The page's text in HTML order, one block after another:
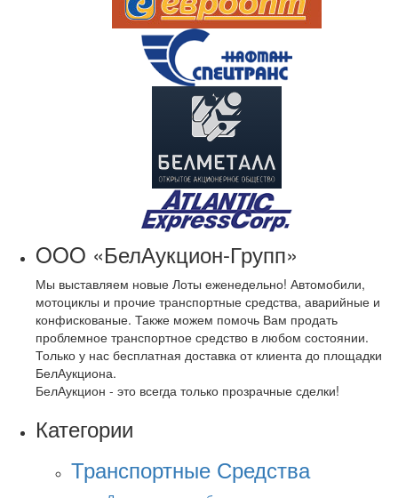
OOO «БелАукцион-Групп»
Мы выставляем новые Лоты еженедельно! Автомобили,
мотоциклы и прочие транспортные средства, аварийные и
конфискованые. Также можем помочь Вам продать
проблемное транспортное средство в любом состоянии.
Только у нас бесплатная доставка от клиента до площадки
БелАукциона.
БелАукцион - это всегда только прозрачные сделки!
Категории
Транспортные Средства